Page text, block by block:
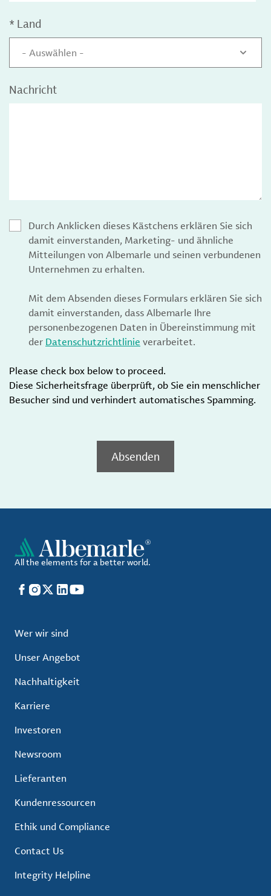
* Land
- Auswählen -
Nachricht
Durch Anklicken dieses Kästchens erklären Sie sich
damit einverstanden, Marketing- und ähnliche
Mitteilungen von Albemarle und seinen verbundenen
Unternehmen zu erhalten.
Mit dem Absenden dieses Formulars erklären Sie sich
damit einverstanden, dass Albemarle Ihre
personenbezogenen Daten in Übereinstimmung mit
der Datenschutzrichtlinie verarbeitet.
Please check box below to proceed.
Diese Sicherheitsfrage überprüft, ob Sie ein menschlicher
Besucher sind und verhindert automatisches Spamming.
Absenden
All the elements for a better world.
Facebook
Instagram
X LinkedIn
YouTube
Wer wir sind
Unser Angebot
Nachhaltigkeit
Karriere
Investoren
Newsroom
Lieferanten
Kundenressourcen
Ethik und Compliance
Contact Us
Integrity Helpline